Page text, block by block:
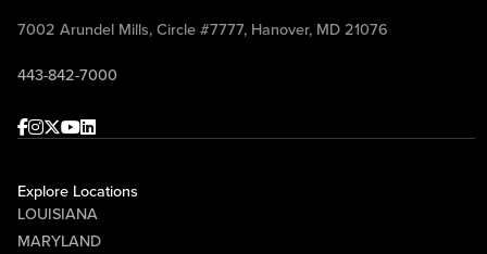
7002 Arundel Mills, Circle #7777, Hanover, MD 21076
443-842-7000
Facebook
Instagram
Twitter
Youtube
linkedin
Explore Locations
LOUISIANA
MARYLAND